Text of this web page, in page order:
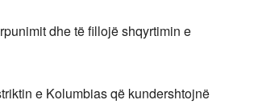
dhe të fillojë shqyrtimin e
e Kolumbias që kundershtojnë